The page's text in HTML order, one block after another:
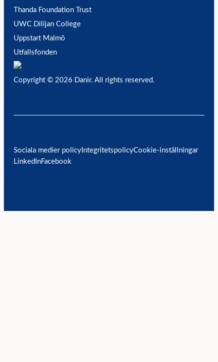
Thanda Foundation Trust
UWC Dilijan College
Uppstart Malmö
Utfallsfonden
Copyright © 2026 Danir. All rights reserved.
Sociala medier policy IntegritetspolicyCookie-inställningar
LinkedInFacebook